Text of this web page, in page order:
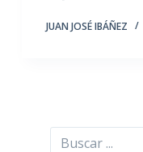
JUAN JOSÉ IBÁÑEZ
Buscar